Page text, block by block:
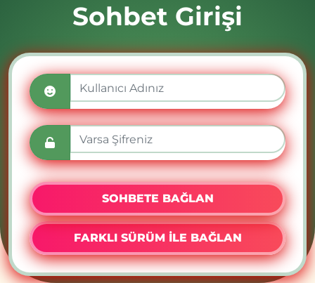
Sohbet Girişi
SOHBETE BAĞLAN
FARKLI SÜRÜM İLE BAĞLAN